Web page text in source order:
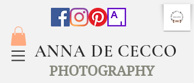
ANNA DE CECCO
PHOTOGRAPHY